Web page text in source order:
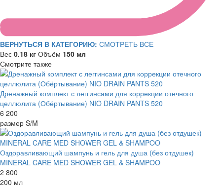
ВЕРНУТЬСЯ В КАТЕГОРИЮ: СМОТРЕТЬ ВСЕ
Вес 0.18 кг Объём 150 мл
Смотрите также
Дренажный комплект с леггинсами для коррекции отечного
целлюлита (Обёртывание) NIO DRAIN PANTS 520
6 200
размер S/M
Оздоравливающий шампунь и гель для душа (без отдушек)
MINERAL CARE MED SHOWER GEL & SHAMPOO
2 800
200 мл